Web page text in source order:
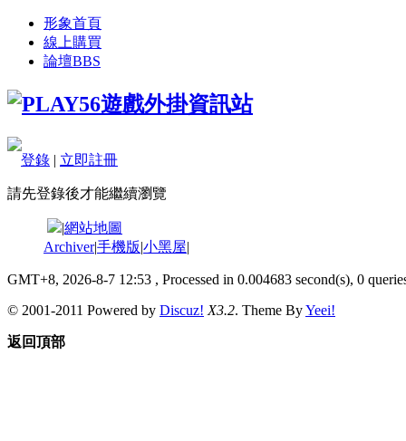
形象首頁
線上購買
論壇BBS
登錄 | 立即註冊
請先登錄後才能繼續瀏覽
|網站地圖
Archiver|手機版|小黑屋|
GMT+8, 2026-8-7 12:53 , Processed in 0.004683 second(s), 0
© 2001-2011 Powered by Discuz! X3.2. Theme ByYeei!
返回頂部